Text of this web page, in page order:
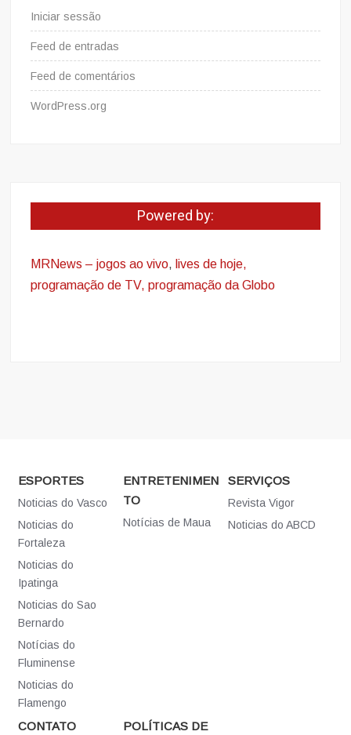
Iniciar sessão
Feed de entradas
Feed de comentários
WordPress.org
Powered by:
MRNews – jogos ao vivo, lives de hoje,
programação de TV, programação da Globo
ESPORTES
Noticias do Vasco
Noticias do
Fortaleza
Noticias do
Ipatinga
Noticias do Sao
Bernardo
Notícias do
Fluminense
Noticias do
Flamengo
ENTRETENIMEN
TO
Notícias de Maua
SERVIÇOS
Revista Vigor
Noticias do ABCD
CONTATO POLÍTICAS DE